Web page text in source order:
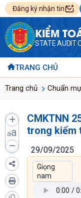
Đăng ký nhận tin
KIỂM
STATE AUDIT
TRANG CHỦ
Trang chủ Chuẩn
aa
CMKTNN
trong kiểm
29/09/2025